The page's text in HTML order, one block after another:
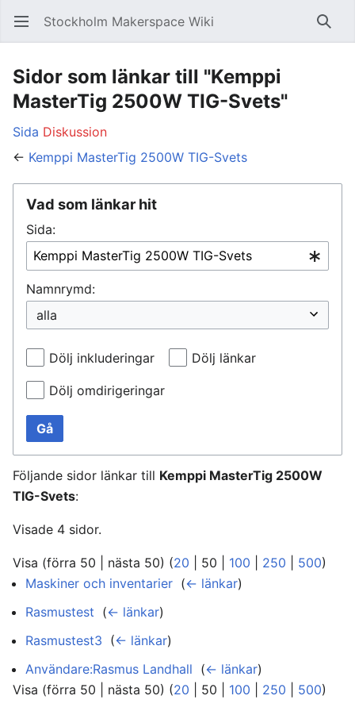
Öppna huvudmenyn Stockholm Makerspace Wiki Sök
Sidor som länkar till "Kemppi
MasterTig 2500W TIG-Svets"
Sida Diskussion
← Kemppi MasterTig 2500W TIG-Svets
Vad som länkar hit
Sida:
Namnrymd:
Dölj inkluderingar Dölj länkar
Dölj omdirigeringar
Gå
Följande sidor länkar till Kemppi MasterTig 2500W
TIG-Svets:
Visade 4 sidor.
Visa (förra 50 nästa 50) (20 50 100 250 500)
Maskiner och inventarier (← länkar)
Rasmustest (← länkar)
Rasmustest3 (← länkar)
Användare:Rasmus Landhall (← länkar)
Visa (förra 50 nästa 50) (20 50 100 250 500)